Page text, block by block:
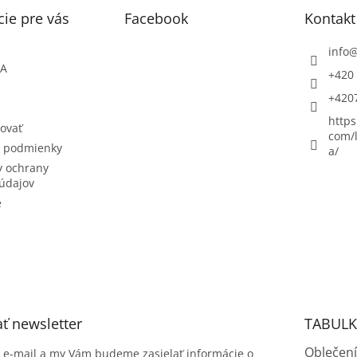
pre vás
ochrany
Facebook Kontakt
info
+420
a/
newsletter
e-mail a my Vám budeme zasielať informácie o Oblečení